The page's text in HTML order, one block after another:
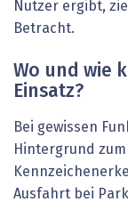
Nutzer ergibt,
Betracht.
Wo und wie
Einsatz?
Bei gewissen
Hintergrund
Ausfahrt bei